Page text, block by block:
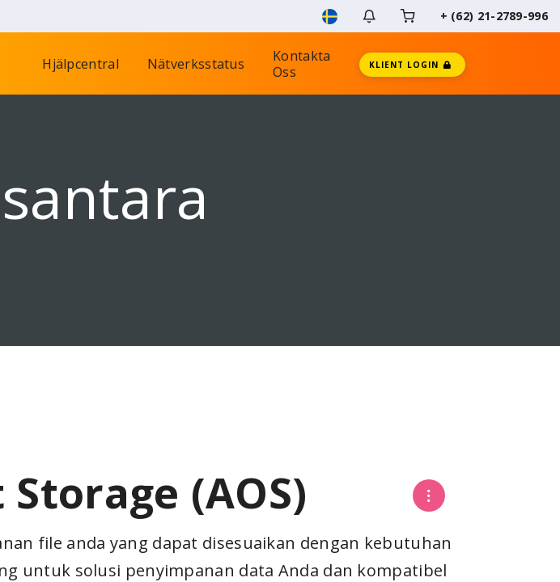
+ (62) 21-2789-996
Hjälpcentral Nätverksstatus
Kontakta
Oss
KLIENT LOGIN
(AOS)
file anda yang dapat disesuaikan dengan kebutuhan
untuk solusi penyimpanan data Anda dan kompatibel